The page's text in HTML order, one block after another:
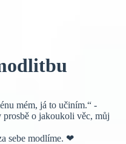
mém, já to učiním.“ -
prosbě o jakoukoli věc, můj
sebe modlíme. ❤